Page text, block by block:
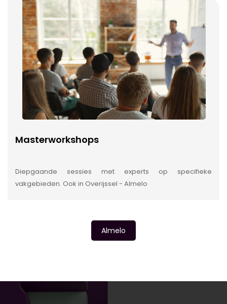
Masterworkshops
Diepgaande sessies met experts op specifieke
vakgebieden. Ook in Overijssel - Almelo
Almelo
INSIDE INFORMATIE